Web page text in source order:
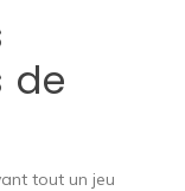
de
tout un jeu